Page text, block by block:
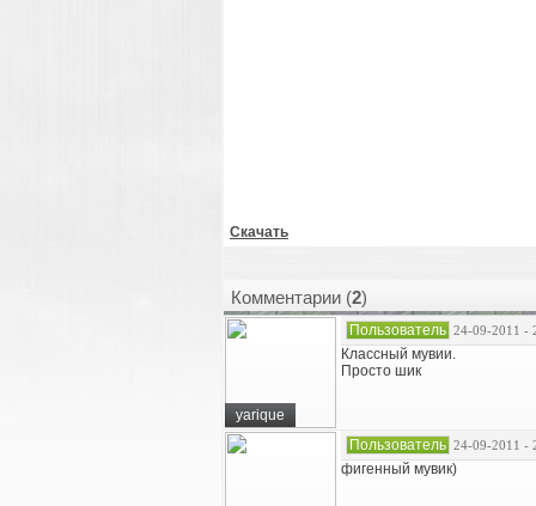
Скачать
Комментарии (2)
yarique
Пользователь 24-09-2011 -
Классный мувии.
Просто шик
Пользователь 24-09-2011 -
фигенный мувик)